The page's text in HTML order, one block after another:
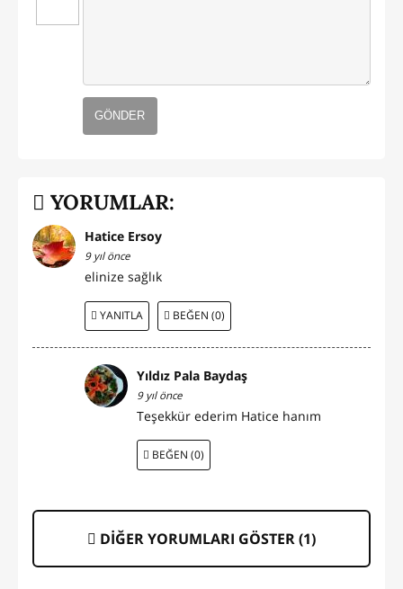
GÖNDER
YORUMLAR:
Hatice Ersoy
9 yıl önce
elinize sağlık
YANITLA BEĞEN (0)
Yıldız Pala Baydaş
9 yıl önce
Teşekkür ederim Hatice hanım
BEĞEN (0)
DİĞER YORUMLARI GÖSTER (1)